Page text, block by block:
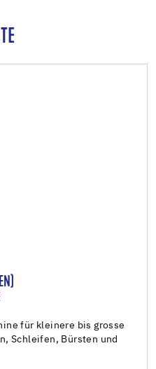
für kleinere bis grosse
Schleifen, Bürsten und